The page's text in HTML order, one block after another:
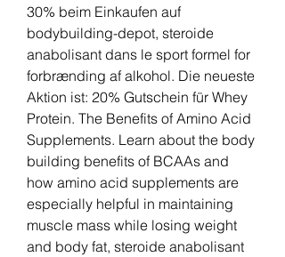
30% beim Einkaufen auf
bodybuilding-depot, steroide
anabolisant dans le sport formel for
forbrænding af alkohol. Die neueste
Aktion ist: 20% Gutschein für Whey
Protein. The Benefits of Amino Acid
Supplements. Learn about the body
building benefits of BCAAs and
how amino acid supplements are
especially helpful in maintaining
muscle mass while losing weight
and body fat, steroide anabolisant